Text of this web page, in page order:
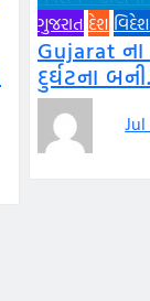
ગુજરાત દેશ વિદેશ
Gujarat ના
દુર્ઘટના